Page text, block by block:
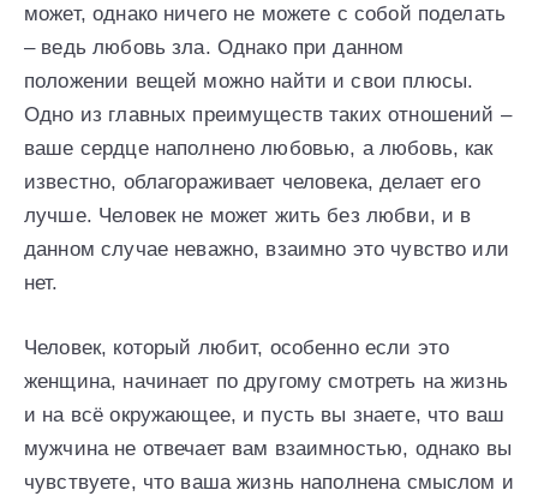
может, однако ничего не можете с собой поделать
– ведь любовь зла. Однако при данном
положении вещей можно найти и свои плюсы.
Одно из главных преимуществ таких отношений –
ваше сердце наполнено любовью, а любовь, как
известно, облагораживает человека, делает его
лучше. Человек не может жить без любви, и в
данном случае неважно, взаимно это чувство или
нет.
Человек, который любит, особенно если это
женщина, начинает по другому смотреть на жизнь
и на всё окружающее, и пусть вы знаете, что ваш
мужчина не отвечает вам взаимностью, однако вы
чувствуете, что ваша жизнь наполнена смыслом и